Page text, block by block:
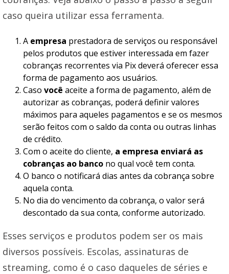
caso queira utilizar essa ferramenta.
A empresa prestadora de serviços ou responsável
pelos produtos que estiver interessada em fazer
cobranças recorrentes via Pix deverá oferecer essa
forma de pagamento aos usuários.
Caso você aceite a forma de pagamento, além de
autorizar as cobranças, poderá definir valores
máximos para aqueles pagamentos e se os mesmos
serão feitos com o saldo da conta ou outras linhas
de crédito.
Com o aceite do cliente, a empresa enviará as
cobranças ao banco no qual você tem conta.
O banco o notificará dias antes da cobrança sobre
aquela conta.
No dia do vencimento da cobrança, o valor será
descontado da sua conta, conforme autorizado.
Esses serviços e produtos podem ser os mais
diversos possíveis. Escolas, assinaturas de
streaming, como é o caso daqueles de séries e